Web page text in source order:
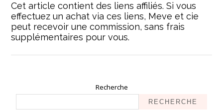
Cet article contient des liens affiliés. Si vous
effectuez un achat via ces liens, Meve et cie
peut recevoir une commission, sans frais
supplémentaires pour vous.
Recherche
RECHERCHE